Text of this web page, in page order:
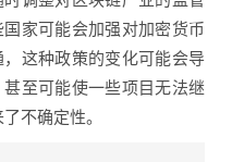
家可能会加强对加密货币
这种政策的变化可能会导
至可能使一些项目无法继
不确定性。